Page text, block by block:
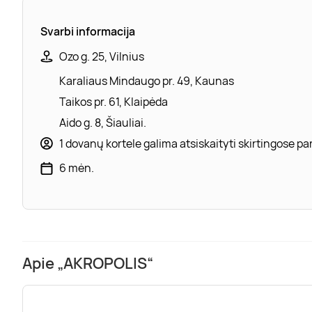
Svarbi informacija
Ozo g. 25, Vilnius
Karaliaus Mindaugo pr. 49, Kaunas
Taikos pr. 61, Klaipėda
Aido g. 8, Šiauliai.
1 dovanų kortele galima atsiskaityti skirtingose
6 mėn.
Apie „AKROPOLIS“